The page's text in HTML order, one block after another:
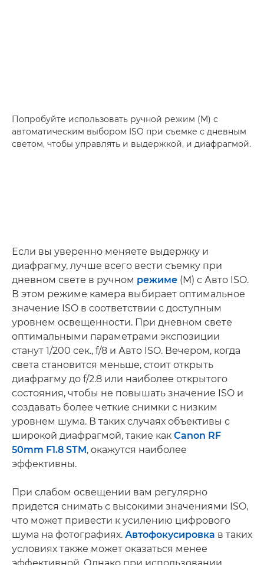
Попробуйте использовать ручной режим (M) с
автоматическим выбором ISO при съемке с дневным
светом, чтобы управлять и выдержкой, и диафрагмой.
Если вы уверенно меняете выдержку и
диафрагму, лучше всего вести съемку при
дневном свете в ручном режиме (M) с Авто ISO.
В этом режиме камера выбирает оптимальное
значение ISO в соответствии с доступным
уровнем освещенности. При дневном свете
оптимальными параметрами экспозиции
станут 1/200 сек., f/8 и Авто ISO. Вечером, когда
света становится меньше, стоит открыть
диафрагму до f/2.8 или наиболее открытого
состояния, чтобы не повышать значение ISO и
создавать более четкие снимки с низким
уровнем шума. В таких случаях объективы с
широкой диафрагмой, такие как Canon RF
50mm F1.8 STM, окажутся наиболее
эффективны.
При слабом освещении вам регулярно
придется снимать с высокими значениями ISO,
что может привести к усилению цифрового
шума на фотографиях. Автофокусировка в таких
условиях также может оказаться менее
эффективной. Однако при использовании